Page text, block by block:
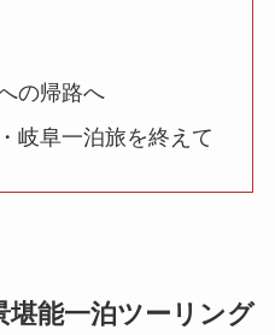
の帰路へ
岐阜一泊旅を終えて
堪能一泊ツーリング